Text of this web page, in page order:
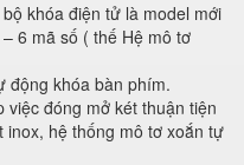
khóa điện tử là model mới
6 mã số ( thế Hệ mô tơ
động khóa bàn phím.
việc đóng mở két thuận tiện
hệ thống mô tơ xoắn tự